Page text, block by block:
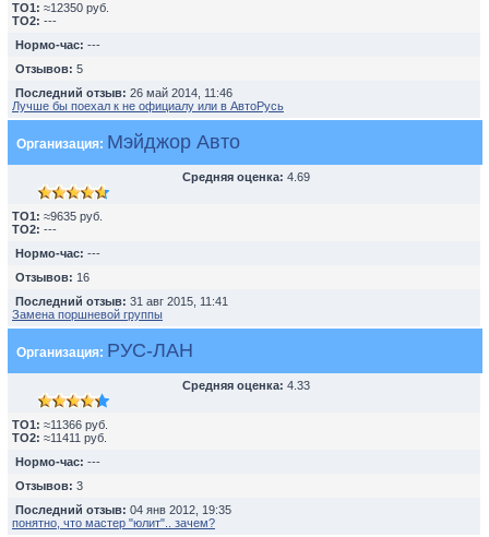
TO1: ≈12350 руб.
TO2: ---
Нормо-час: ---
Отзывов: 5
Последний отзыв: 26 май 2014, 11:46
Лучше бы поехал к не официалу или в АвтоРусь
Организация: Мэйджор Авто
Средняя оценка: 4.69
TO1: ≈9635 руб.
TO2: ---
Нормо-час: ---
Отзывов: 16
Последний отзыв: 31 авг 2015, 11:41
Замена поршневой группы
Организация: РУС-ЛАН
Средняя оценка: 4.33
TO1: ≈11366 руб.
TO2: ≈11411 руб.
Нормо-час: ---
Отзывов: 3
Последний отзыв: 04 янв 2012, 19:35
понятно, что мастер "юлит".. зачем?